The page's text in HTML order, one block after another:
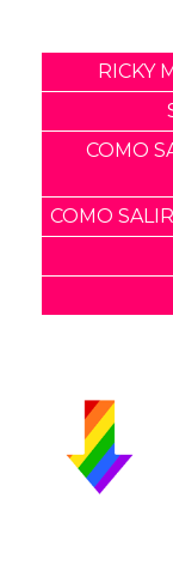
RICKY
COMO
COMO